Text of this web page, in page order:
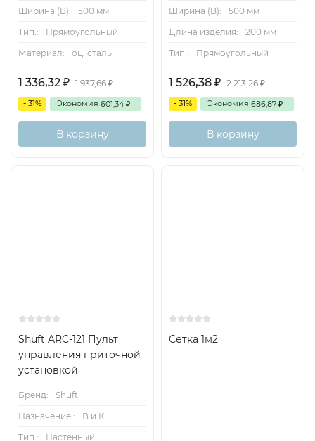
Ширина (B):
500 мм
Тип.:
Прямоугольный
Материал:
оц. сталь
1 336,32 ₽ 1 937,66₽
- 31% Экономия 601,34 ₽
В корзину
Ширина (B):
500 мм
Длина изделия:
200 мм
Тип.:
Прямоугольный
1 526,38 ₽ 2 213,26₽
- 31% Экономия 686,87 ₽
В корзину
Shuft ARC-121 Пульт
управления приточной
установкой
Бренд:
Shuft
Назначение.:
В и К
Тип.:
Настенный
Сетка 1м2